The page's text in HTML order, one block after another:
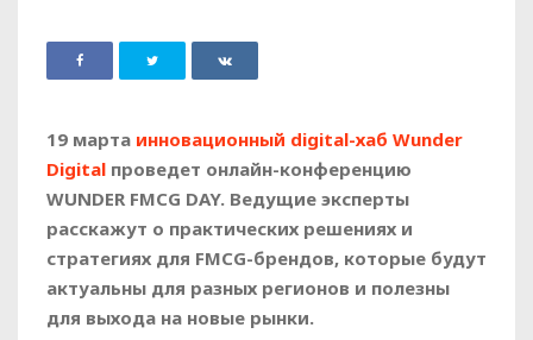
19 марта инновационный digital-хаб Wunder
Digital проведет онлайн-конференцию
WUNDER FMCG DAY. Ведущие эксперты
расскажут о практических решениях и
стратегиях для FMCG-брендов, которые будут
актуальны для разных регионов и полезны
для выхода на новые рынки.